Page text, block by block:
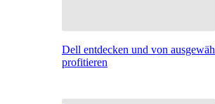
Dell entdecken und von
profitieren